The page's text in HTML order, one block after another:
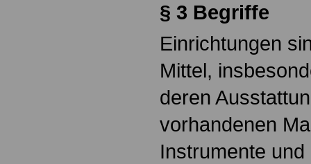
§ 3 Begriffe
Einrichtungen
Mittel,
deren
vorhandenen
Instrumente